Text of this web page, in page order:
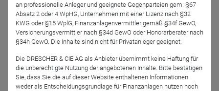
Zeiten von Zinsen
Chancen durch Transformation und Innovation –
Infrastruktur investierbar machen
Deutsche und europäische Aktien – No go oder Must
Vorsorgeanalyse 2024 – Ideen für den
Beratungsalltag
an professionelle Anleger und geeignete Gegenparteien gem. §67
Absatz 2 oder 4 WpHG, Unternehmen mit einer Lizenz nach §32
KWG oder §15 WplG, Finanzanlagenvermittler gemäß §34f GewO,
Versicherungsvermittler nach §34d GewO oder Honorarberater nach
§34h GewO. Die Inhalte sind nicht für Privatanleger geeignet.
Die DRESCHER & CIE AG als Anbieter übernimmt keine Haftung für
die unberechtigte Nutzung der angebotenen Inhalte. Bitte bestätigen
Sie, dass Sie die auf dieser Website enthaltenen Informationen
weder als Entscheidungsgrundlage für Finanzanlagen nutzen noch